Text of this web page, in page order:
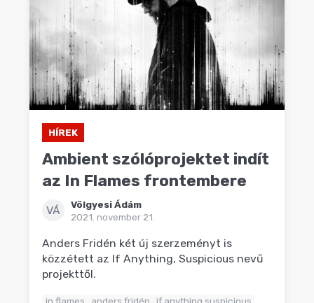
HÍREK
Ambient szólóprojektet indít
az In Flames frontembere
VÁ
Völgyesi Ádám
2021. november 21.
Anders Fridén két új szerzeményt is
közzétett az If Anything, Suspicious nevű
projekttől.
in flames anders fridén if anything suspicious